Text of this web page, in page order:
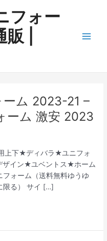
フォー
|
ム 2023-21 –
ーム 激安 2023
上下★ディバラ★ユニフォ
イン★ユベントス★ホーム
ォーム（送料無料ゆうゆ
限る） サイ […]